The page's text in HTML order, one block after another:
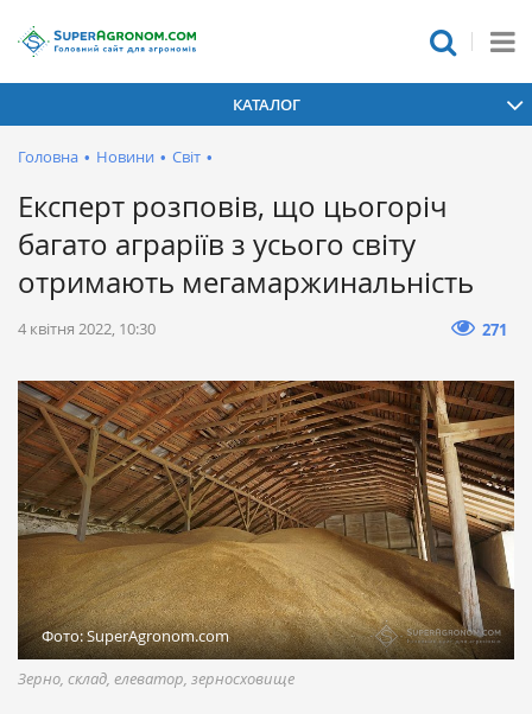
КАТАЛОГ
Головна • Новини • Світ •
Експерт розповів, що цьогоріч
багато аграріїв з усього світу
отримають мегамаржинальність
4 квітня 2022, 10:30 271
Фото: SuperAgronom.com
Зерно, склад, елеватор, зерносховище